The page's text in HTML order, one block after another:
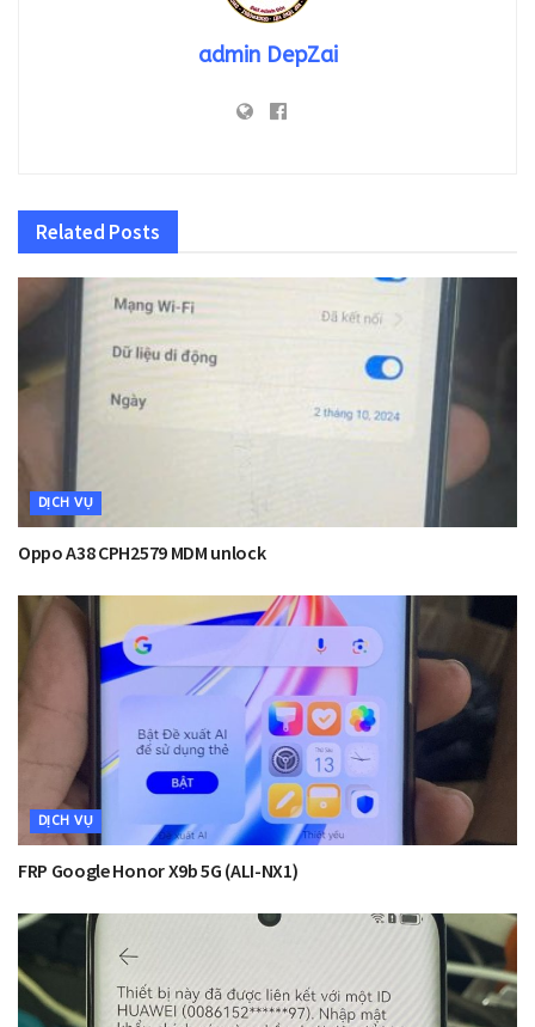
admin DepZai
Related Posts
DỊCH VỤ
Oppo A38 CPH2579 MDM unlock
DỊCH VỤ
FRP Google Honor X9b 5G (ALI-NX1)